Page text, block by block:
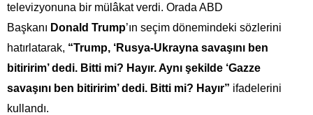
televizyonuna bir mülâkat verdi. Orada ABD
Başkanı Donald Trump’ın seçim dönemindeki sözlerini
hatırlatarak, “Trump, ‘Rusya-Ukrayna savaşını ben
bitiririm’ dedi. Bitti mi? Hayır. Aynı şekilde ‘Gazze
savaşını ben bitiririm’ dedi. Bitti mi? Hayır” ifadelerini
kullandı.